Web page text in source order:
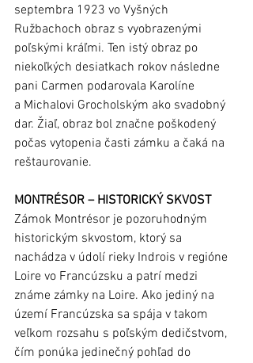
septembra 1923 vo Vyšných
Ružbachoch obraz s vyobrazenými
poľskými kráľmi. Ten istý obraz po
niekoľkých desiatkach rokov následne
pani Carmen podarovala Karolíne
a Michalovi Grocholským ako svadobný
dar. Žiaľ, obraz bol značne poškodený
počas vytopenia časti zámku a čaká na
reštaurovanie.
MONTRÉSOR – HISTORICKÝ SKVOST
Zámok Montrésor je pozoruhodným
historickým skvostom, ktorý sa
nachádza v údolí rieky Indrois v regióne
Loire vo Francúzsku a patrí medzi
známe zámky na Loire. Ako jediný na
území Francúzska sa spája v takom
veľkom rozsahu s poľským dedičstvom,
čím ponúka jedinečný pohľad do